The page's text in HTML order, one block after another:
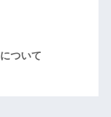
ついて